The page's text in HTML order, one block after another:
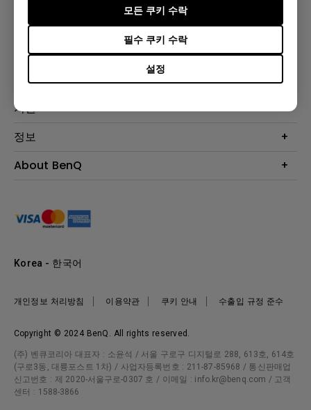
설정
필수 쿠키 수락
모든 쿠키 수락
제품
조명
솔루션
e스포츠
비즈니스 디스플레이
지원
문의
서비스센터
정보
프로젝터 거리계산기
About BenQ
사회적 책임
뉴스
Copyright © 2024 BenQ. All rights reserved.
개인정보 처리방침 이용약관 쿠키 안내 수출입 규정 준수
Korea - 한국어
(주) 벤큐코리아 대표자 : 소윤석 / 서울 구로구 디지털로 288, 613호, 614호
(구로3동, 대륭포스트 1차) / 사업자등록번호 : 211-87-85968 / 통신판매업
신고번호 : 제 2020-서울구로-0307 호 / 이메일 : info.kr@benq.com / 고객
센터 : 1588-3866